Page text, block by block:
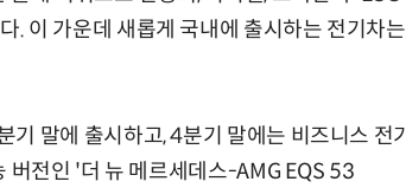
. 이 가운데 새롭게 국내에 출시하는 전기차는
말에 출시하고, 4분기 말에는 비즈니스 전기
버전인 '더 뉴 메르세데스-AMG EQS 53